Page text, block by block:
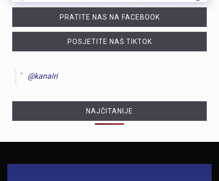
PRATITE NAS NA FACEBOOK
POSJETITE NAŠ TIKTOK
@kanalri
NAJČITANIJE